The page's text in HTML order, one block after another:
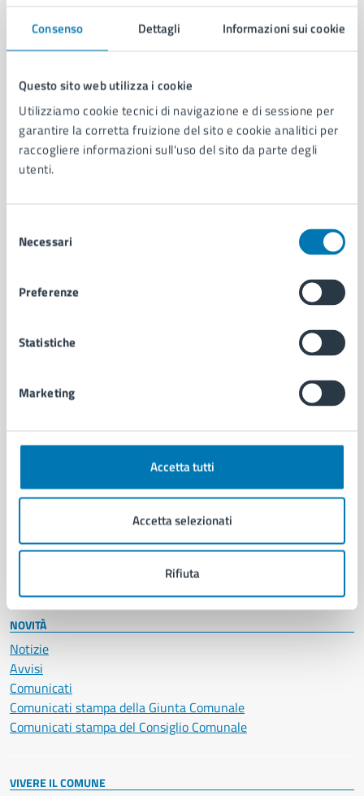
Consenso Dettagli Informazioni sui cookie
Questo sito web utilizza i cookie
Utilizziamo cookie tecnici di navigazione e di sessione per
garantire la corretta fruizione del sito e cookie analitici per
raccogliere informazioni sull'uso del sito da parte degli
utenti.
delNecessari
Preferenze
Statistiche
Marketing
Accetta tutti
Accetta selezionati
Rifiuta
AMMINISTRAZIONE
Aree amministrative
Organi di governo
Municipalità
Politici
Intranet, posta aziendale e protocollo
CATEGORIE DI SERVIZIO
Anagrafe e stato civile
Documenti e certificati
Giustizia e sicurezza pubblica
Salute, benessere e assistenza
Servizi Cimiteriali
NOVITÀ
Notizie
Avvisi
Comunicati
Comunicati stampa della Giunta Comunale
Comunicati stampa del Consiglio Comunale
VIVERE IL COMUNE